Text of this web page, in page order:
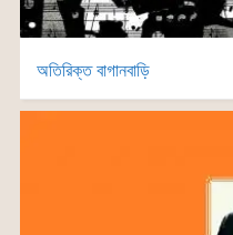
অতিরিক্ত বাগানবাড়ি